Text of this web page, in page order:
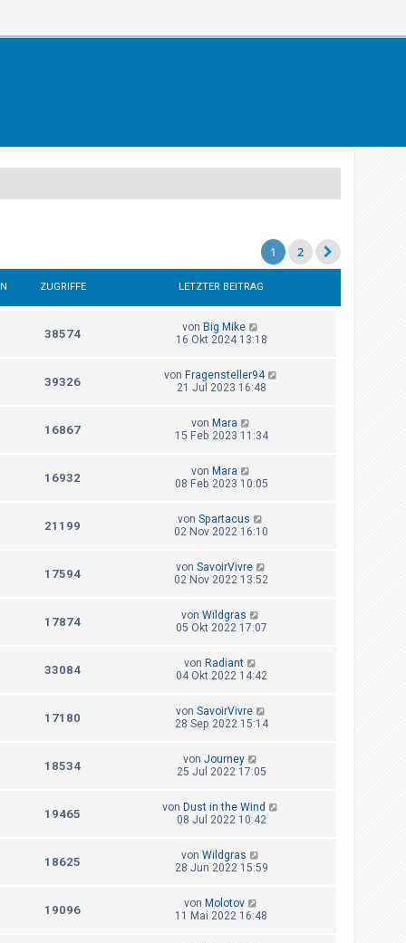
1 2
ZUGRIFFE LETZTER BEITRAG
38574 von Big Mike
16 Okt 2024 13:18
39326 von Fragensteller94
21 Jul 2023 16:48
16867 von Mara
15 Feb 2023 11:34
16932 von Mara
08 Feb 2023 10:05
21199 vonSpartacus
02 Nov 2022 16:10
17594 von SavoirVivre
02 Nov 2022 13:52
17874 vonWildgras
05 Okt 2022 17:07
33084 von Radiant
04 Okt 2022 14:42
17180 von SavoirVivre
28 Sep 2022 15:14
18534 vonJourney
25 Jul 2022 17:05
19465 von Dust in the Wind
08 Jul 2022 10:42
18625 vonWildgras
28 Jun 2022 15:59
19096 von Molotov
11 Mai 2022 16:48